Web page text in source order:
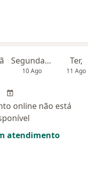
Segunda-feira
10 Ago
Ter,
11 Ago
online não está
atendimento